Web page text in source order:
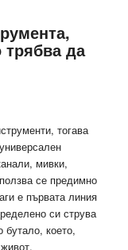
трябва да
тогава
мивки,
се предимно
е първата линия
си струва
бутало, което,